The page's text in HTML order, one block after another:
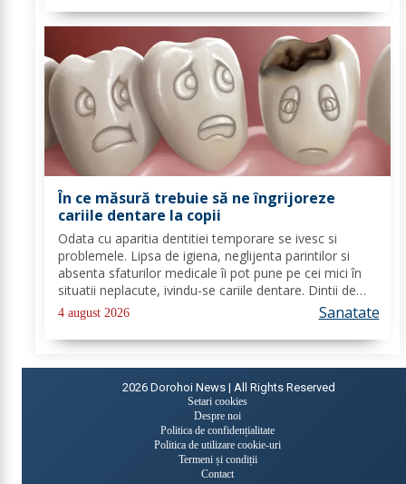
În ce măsură trebuie să ne îngrijoreze
cariile dentare la copii
Odata cu aparitia dentitiei temporare se ivesc si
problemele. Lipsa de igiena, neglijenta parintilor si
absenta sfaturilor medicale îi pot pune pe cei mici în
situatii neplacute, ivindu-se cariile dentare. Dintii de
lapte se pot caria asemenea celor permanenti,
diferenta mare este ca structura...
4 august 2026 Sanatate
2026 Dorohoi News | All Rights Reserved
Setari cookies
Despre noi
Politica de confidențialitate
Politica de utilizare cookie-uri
Termeni și condiții
Contact